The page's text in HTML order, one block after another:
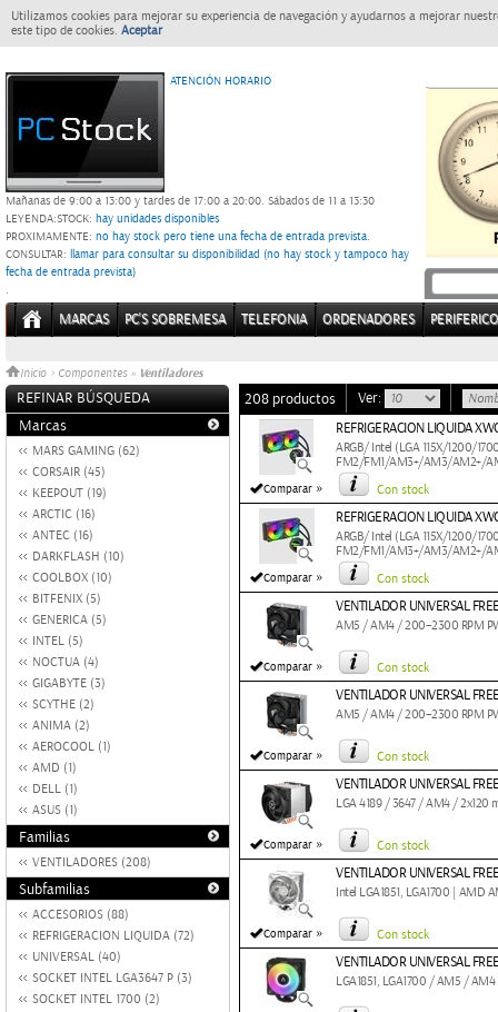
Utilizamos cookies para mejorar su experiencia de navegación y ayudarnos a mejorar
este tipo de cookies. Aceptar
ATENCIÓN HORARIO
Mañanas de 9:00 a 13:00 y tardes de 17:00 a 20:00. Sábados de 11 a 13:30
LEYENDA:STOCK: hay unidades disponibles
PROXIMAMENTE: no hay stock pero tiene una fecha de entrada prevista.
CONSULTAR: llamar para consultar su disponibilidad (no hay stock y tampoco hay
fecha de entrada prevista)
.
MARCAS PC'S SOBREMESA TELEFONIA ORDENADORES
Inicio > Componentes » Ventiladores
REFINAR BÚSQUEDA
Marcas
MARS GAMING (62)
CORSAIR (45)
KEEPOUT (19)
ARCTIC (16)
ANTEC (16)
DARKFLASH (10)
COOLBOX (10)
BITFENIX (5)
GENERICA (5)
INTEL (5)
NOCTUA (4)
GIGABYTE (3)
SCYTHE (2)
ANIMA (2)
AEROCOOL (1)
AMD (1)
DELL (1)
ASUS (1)
Familias
VENTILADORES (208)
Subfamilias
ACCESORIOS (88)
REFRIGERACION LIQUIDA (72)
UNIVERSAL (40)
SOCKET INTEL LGA3647 P (3)
SOCKET INTEL 1700 (2)
208 productos Ver:
Comparar »
REFRIGERACION LIQUIDA
ARGB/ Intel (LGA 115X/1200/
FM2/FM1/AM3+/AM3/AM2+/
Con stock
Comparar »
REFRIGERACION LIQUIDA
ARGB/ Intel (LGA 115X/1200/
FM2/FM1/AM3+/AM3/AM2+/
Con stock
Comparar »
VENTILADOR UNIVERSAL
AM5 / AM4 / 200–2300 RPM
Con stock
Comparar »
VENTILADOR UNIVERSAL
AM5 / AM4 / 200–2300 RPM
Con stock
Comparar »
VENTILADOR UNIVERSAL
LGA 4189 / 3647 / AM4 / 2x120
Con stock
Comparar »
VENTILADOR UNIVERSAL
Intel LGA1851, LGA1700 | AMD
Con stock
VENTILADOR UNIVERSAL
LGA1851, LGA1700 / AM5 /